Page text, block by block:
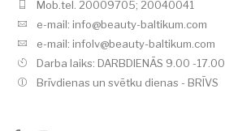
Mob.tel. 20009705; 20040041
e-mail: info@beauty-baltikum.com
e-mail: infolv@beauty-baltikum.com
Darba laiks: DARBDIENĀS 9.00 -17.00
Brīvdienas un svētku dienas - BRĪVS